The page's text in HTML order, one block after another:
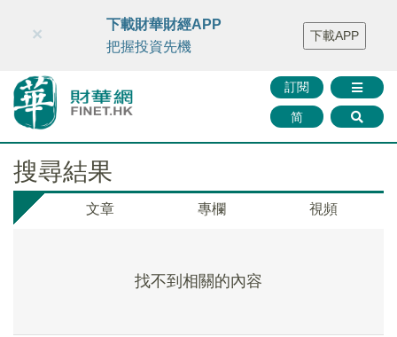
財華智庫網 FINTV FINMETA 財華證券 媒體矩陣
智庫沙龍
聯絡我們
訂閱
简
×
下載財華財經APP
把握投資先機
下載APP
搜尋結果
文章 專欄 視頻
找不到相關的內容